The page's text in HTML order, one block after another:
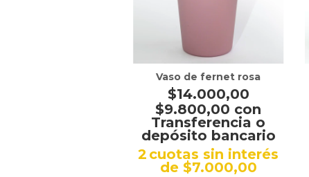
Vaso de fernet rosa
$14.000,00
$9.800,00 con
Transferencia o
depósito bancario
2 cuotas sin interés
de $7.000,00